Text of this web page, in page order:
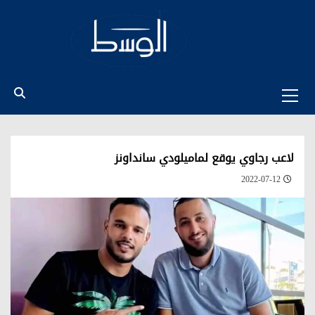
Menu
لاعب رجاوي يوقع لماميلودي سانداونز
2022-07-12